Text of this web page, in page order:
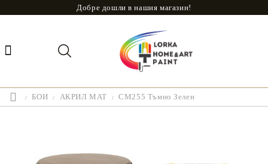
Добре дошли в нашия магазин!
БОИ АКРИЛ МАТ CM255 Тъмно Зелен